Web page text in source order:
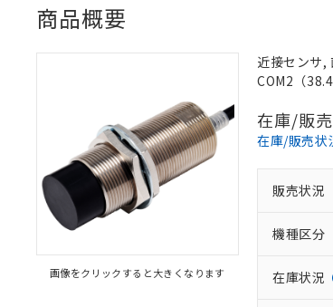
商品概要
画像をクリックすると大きくなります
近接センサ,
COM2（
在庫/販
在庫/販売状
販売状況
機種区分
在庫状況